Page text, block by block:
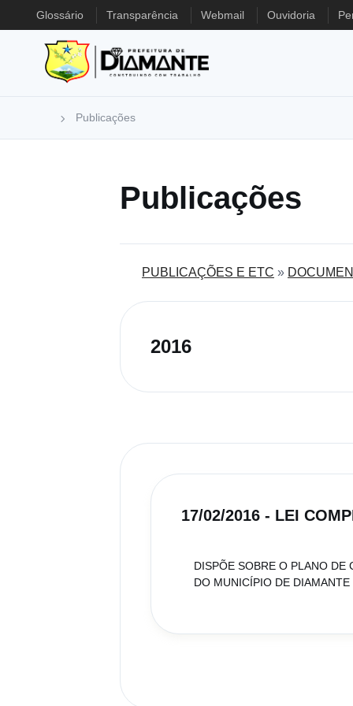
Glossário Transparência Webmail Ouvidoria
Publicações
Publicações
PUBLICAÇÕES E ETC »
2016
17/02/2016 - LEI
DISPÕE SOBRE O PLANO DE
DO MUNICÍPIO DE